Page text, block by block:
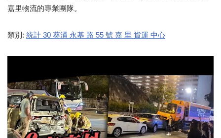
嘉里物流的專業團隊。
類別: 統計 30 葵涌 永基 路 55 號 嘉 里 貨運 中心